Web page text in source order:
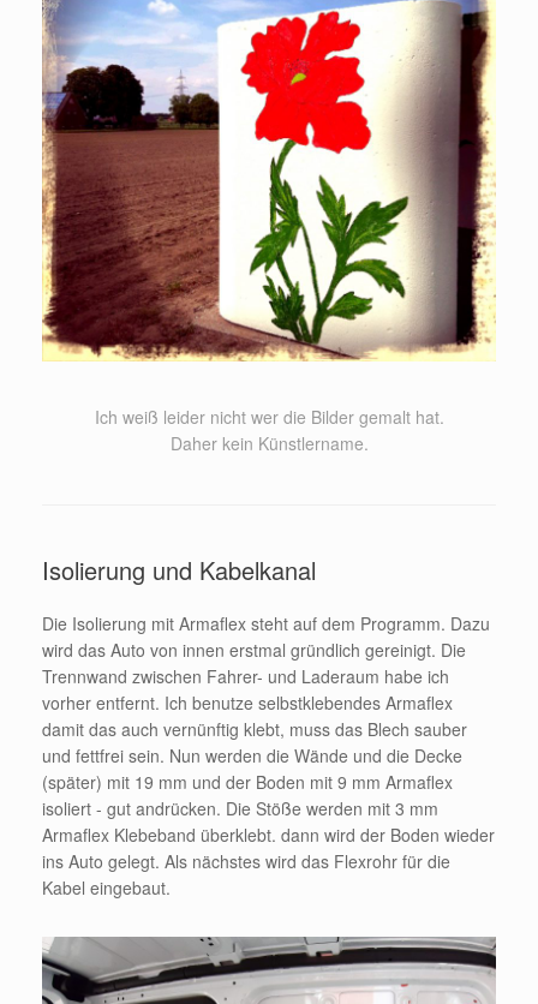
Ich weiß leider nicht wer die Bilder gemalt hat.
Daher kein Künstlername.
Isolierung und Kabelkanal
Die Isolierung mit Armaflex steht auf dem Programm. Dazu
wird das Auto von innen erstmal gründlich gereinigt. Die
Trennwand zwischen Fahrer- und Laderaum habe ich
vorher entfernt. Ich benutze selbstklebendes Armaflex
damit das auch vernünftig klebt, muss das Blech sauber
und fettfrei sein. Nun werden die Wände und die Decke
(später) mit 19 mm und der Boden mit 9 mm Armaflex
isoliert - gut andrücken. Die Stöße werden mit 3 mm
Armaflex Klebeband überklebt. dann wird der Boden wieder
ins Auto gelegt. Als nächstes wird das Flexrohr für die
Kabel eingebaut.